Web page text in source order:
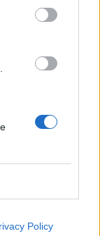
Policy
PD
të krijojnë
të